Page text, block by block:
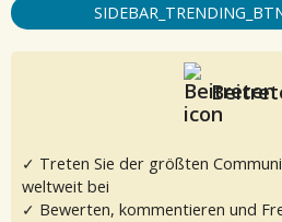
✓ Treten Sie der größten
weltweit bei
✓ Bewerten, kommentieren und